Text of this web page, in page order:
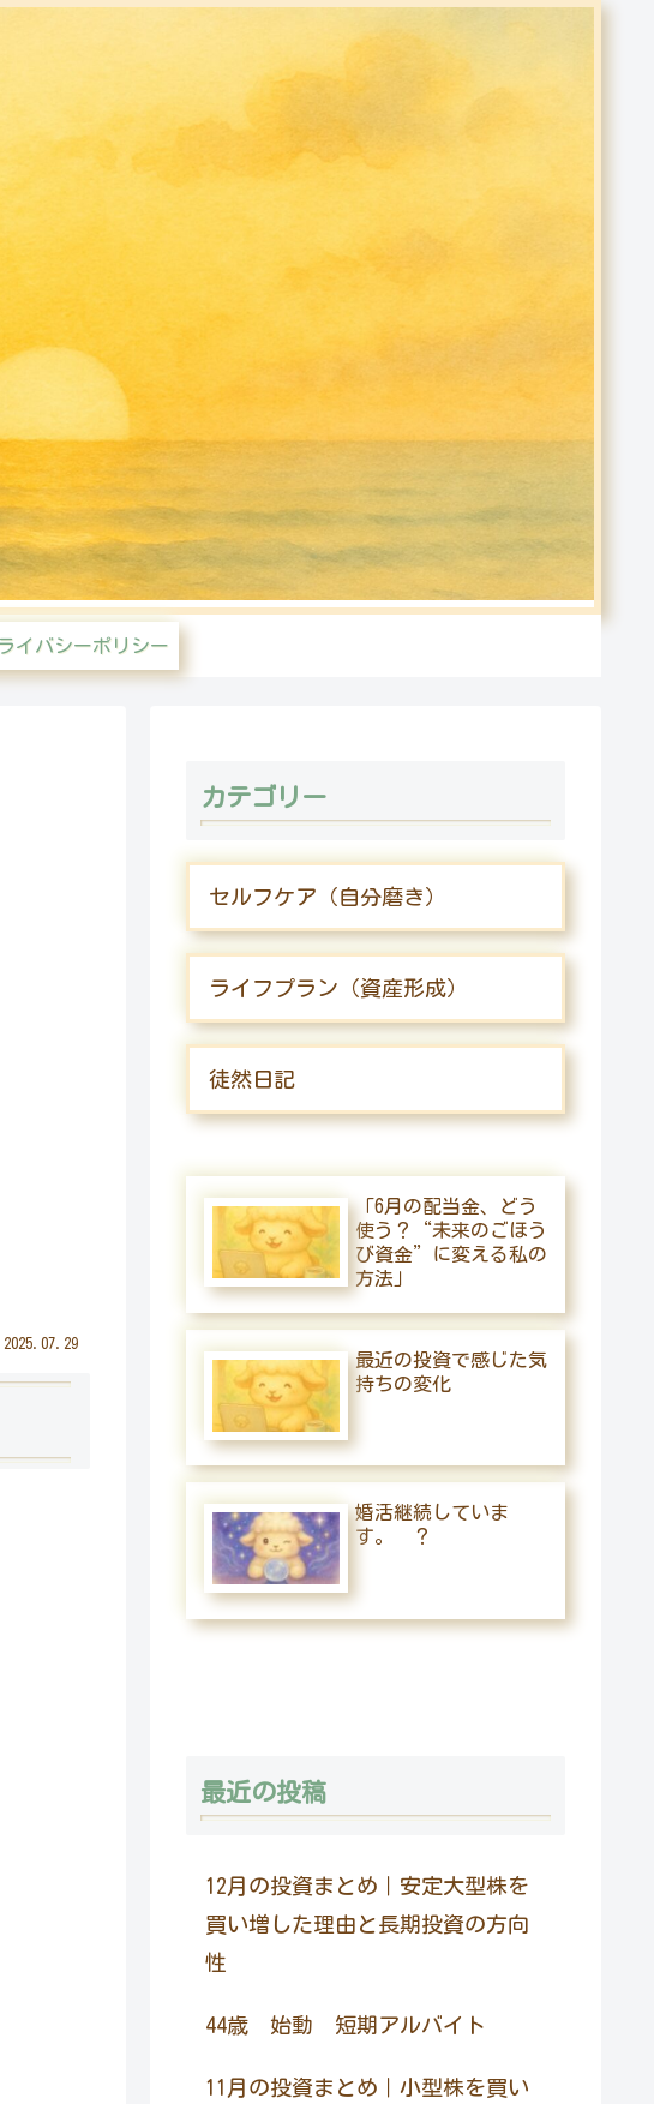
イバシーポリシー
2025.07.29
カテゴリー
セルフケア（自分磨き）
ライフプラン（資産形成）
徒然日記
「6月の配当金、どう
使う？“未来のごほう
び資金”に変える私の
方法」
最近の投資で感じた気
持ちの変化
婚活継続していま
す。 ？
最近の投稿
12月の投資まとめ｜安定大型株を
買い増した理由と長期投資の方向
性
44歳 始動 短期アルバイト
11月の投資まとめ｜小型株を買い